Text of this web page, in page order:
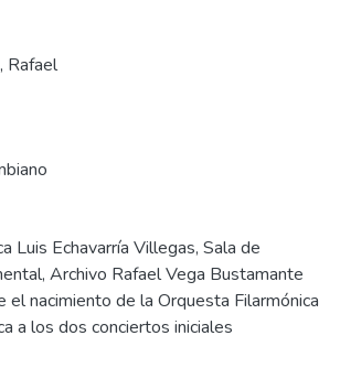
Rafael
Luis Echavarría Villegas, Sala de
Archivo Rafael Vega Bustamante
el nacimiento de la Orquesta Filarmónica
a los dos conciertos iniciales